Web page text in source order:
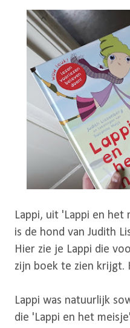
Lappi, uit 'Lappi en
is de hond van Judith
Hier zie je Lappi die
zijn boek te zien krijgt.
Lappi was natuurlijk
die 'Lappi en het